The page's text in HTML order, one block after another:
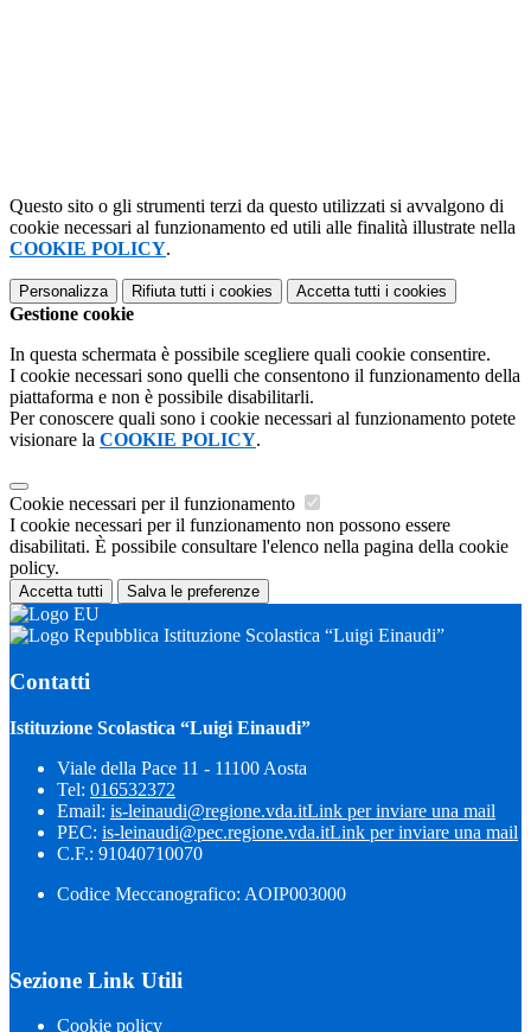
Questo sito o gli strumenti terzi da questo utilizzati si avvalgono di
cookie necessari al funzionamento ed utili alle finalità illustrate nella
COOKIE POLICY.
Personalizza Rifiuta tutti i cookies Accetta tutti i cookies
Gestione cookie
In questa schermata è possibile scegliere quali cookie consentire.
I cookie necessari sono quelli che consentono il funzionamento della
piattaforma e non è possibile disabilitarli.
Per conoscere quali sono i cookie necessari al funzionamento potete
visionare la COOKIE POLICY.
Cookie necessari per il funzionamento
I cookie necessari per il funzionamento non possono essere
disabilitati. È possibile consultare l'elenco nella pagina della cookie
policy.
Accetta tutti Salva le preferenze
Istituzione Scolastica “Luigi Einaudi”
Contatti
Istituzione Scolastica “Luigi Einaudi”
Viale della Pace 11 - 11100 Aosta
Tel: 016532372
Email: is-leinaudi@regione.vda.itLink per inviare una mail
PEC: is-leinaudi@pec.regione.vda.itLink per inviare una mail
C.F.: 91040710070
Codice Meccanografico: AOIP003000
Sezione Link Utili
Cookie policy